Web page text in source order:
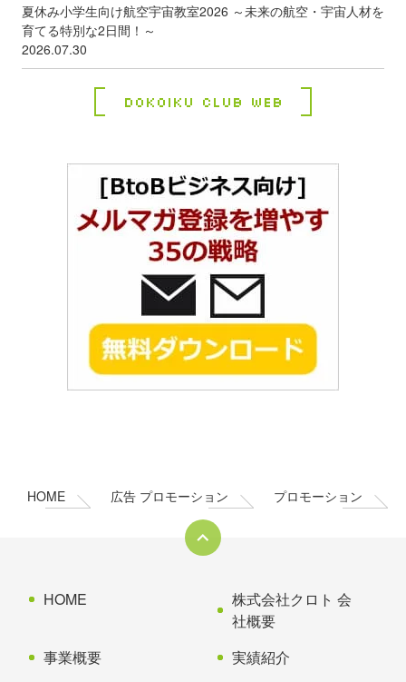
夏休み小学生向け航空宇宙教室2026 ～未来の航空・宇宙人材を
育てる特別な2日間！～
2026.07.30
Dokoiku Club Web
HOME 広告 プロモーション プロモーション
HOME
株式会社クロト 会
社概要
事業概要
実績紹介